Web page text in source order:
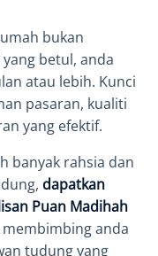
bukan
betul, anda
atau lebih. Kunci
pasaran, kualiti
yang efektif.
banyak rahsia dan
dapatkan
Puan Madihah
membimbing anda
tudung yang